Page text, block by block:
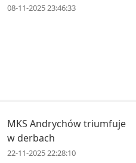
08-11-2025 23:46:33
MKS Andrychów triumfuje
w derbach
22-11-2025 22:28:10